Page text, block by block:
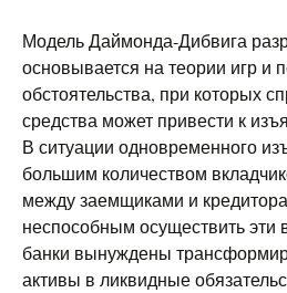
Модель Даймонда-Дибвига
основывается на теории игр и
обстоятельства, при которых
средства может привести к
В ситуации одновременного
большим количеством
между заемщиками и
неспособным осуществить
банки вынуждены
активы в ликвидные